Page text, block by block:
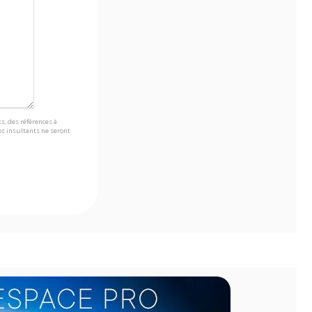
des références à
insultants ne seront